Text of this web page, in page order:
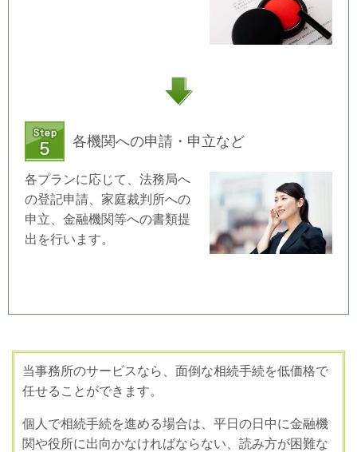
各機関への申請・申立など
各プランに応じて、法務局へ
の登記申請、家庭裁判所への
申立、金融機関等への書類提
出を行います。
当事務所のサービスなら、面倒な相続手続を低価格で
任せることができます。
個人で相続手続を進める場合は、平日の日中に金融機
関や役所に出向かなければならない、読み方が困難な